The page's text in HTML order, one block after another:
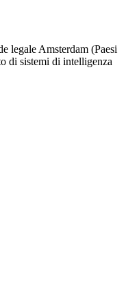
legale Amsterdam (Paesi
di sistemi di intelligenza